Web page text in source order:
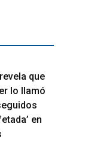
que
lo llamó
en